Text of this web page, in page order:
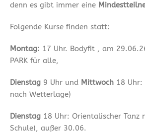
denn es gibt immer eine
Folgende Kurse finden statt:
Montag: 17 Uhr. Bodyfit , am
PARK für alle,
Dienstag 9 Uhr und Mittwoch 18 Uhr:
nach Wetterlage)
Dienstag 18 Uhr: Orientalischer Tanz
Schule), außer 30.06.